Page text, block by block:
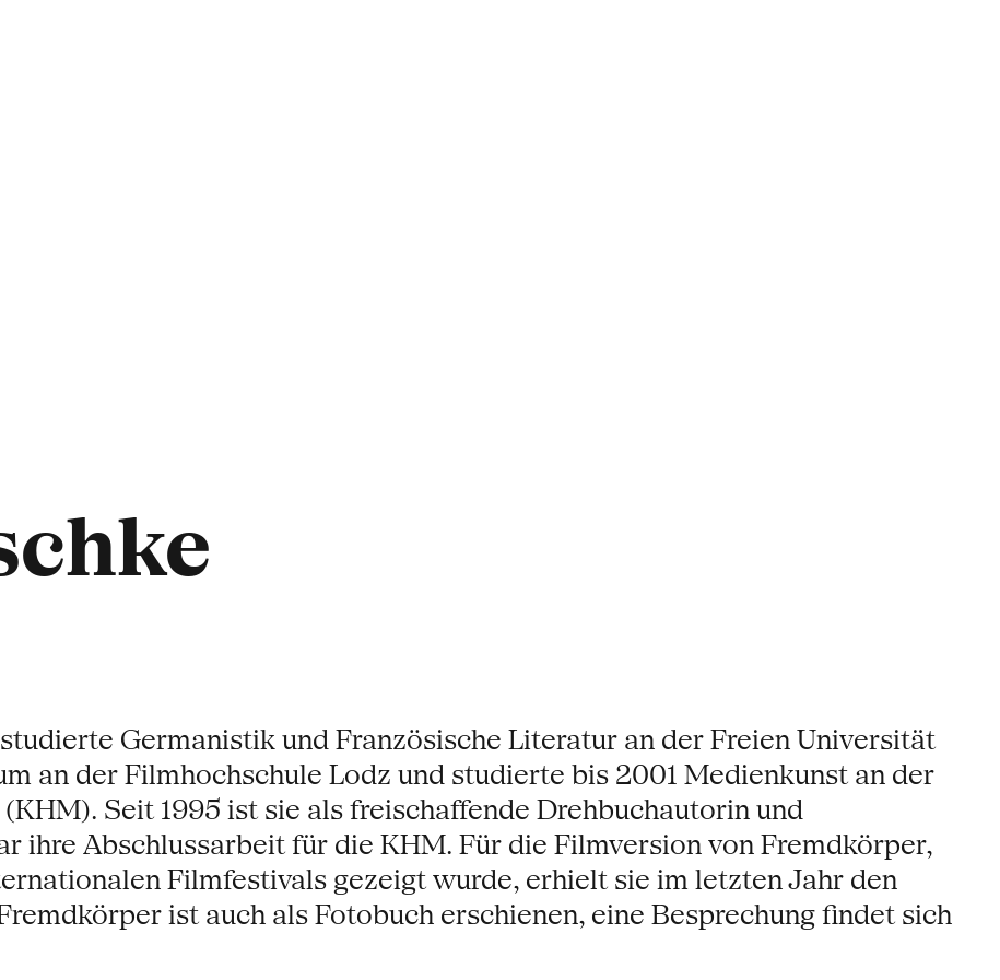
Germanistik und Französische Literatur an der Freien Universität
an der Filmhochschule Lodz und studierte bis 2001 Medienkunst an der
Seit 1995 ist sie als freischaffende Drehbuchautorin und
ihre Abschlussarbeit für die KHM. Für die Filmversion von Fremdkörper,
Filmfestivals gezeigt wurde, erhielt sie im letzten Jahr den
ist auch als Fotobuch erschienen, eine Besprechung findet sich